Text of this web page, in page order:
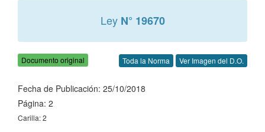
Ley N° 19670
Documento original Toda la Norma Ver Imagen del D.O.
Fecha de Publicación: 25/10/2018
Página: 2
Carilla: 2